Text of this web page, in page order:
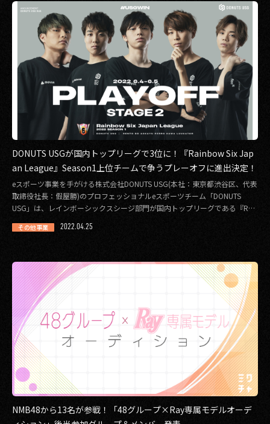
DONUTS USGが国内トップリーグで3位に！『Rainbow Six Jap
an League』Season1上位チームで争うプレーオフに進出決定！
eスポーツ事業を手がける株式会社DONUTS USG(本社：東京都渋谷区、代表
取締役社長：假屋勝)のプロフェッショナルeスポーツチーム「DONUTS
USG」は、レインボーシックスシージ部門が国内トップリーグである『Ra
その他事業 2022.04.25
NMB48から13名が参戦！「48グループ×Ray専属モデルオーデ